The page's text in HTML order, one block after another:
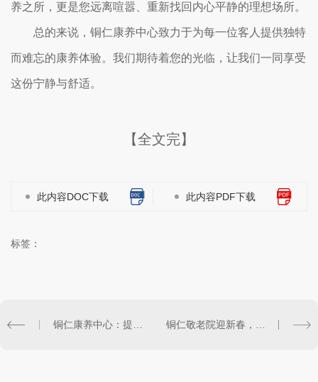
养之所，更是您远离喧嚣、重新找回内心平静的理想场所。
总的来说，铜仁康养中心致力于为每一位客人提供独特
而难忘的康养体验。我们期待着您的光临，让我们一同享受
这份宁静与舒适。
【全文完】
此内容DOC下载 此内容PDF下载
标签：